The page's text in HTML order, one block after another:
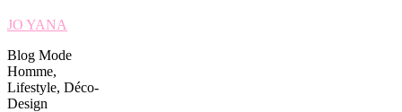
JO YANA
Blog Mode
Homme,
Lifestyle, Déco-
Design